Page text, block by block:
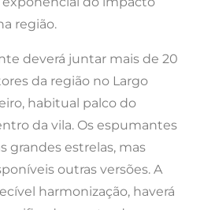
região.
deverá juntar mais de 20
da região no Largo
habitual palco do
da vila. Os espumantes
grandes estrelas, mas
outras versões. A
harmonização, haverá